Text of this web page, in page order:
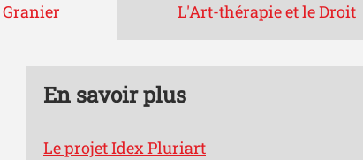
L'Art-thérapie et le Droit
En savoir plus
Le projet Idex Pluriart